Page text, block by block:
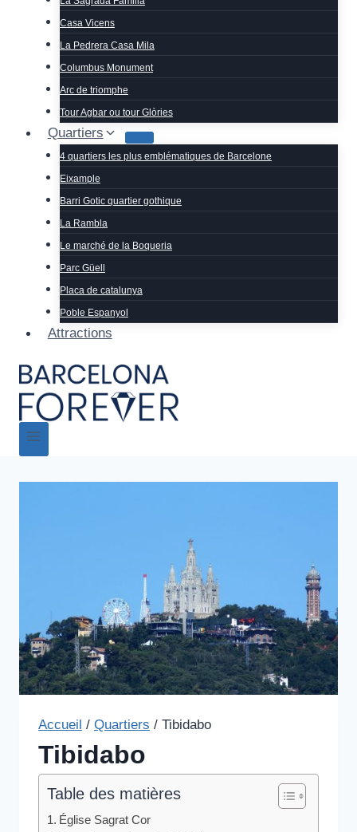
Casa Vicens
La Pedrera Casa Mila
Columbus Monument
Arc de triomphe
Tour Agbar ou tour Glòries
Quartiers
4 quartiers les plus emblématiques de Barcelone
Eixample
Barri Gotic quartier gothique
La Rambla
Le marché de la Boqueria
Parc Güell
Placa de catalunya
Poble Espanyol
Attractions
Accueil / Quartiers / Tibidabo
Tibidabo
Table des matières
Église Sagrat Cor